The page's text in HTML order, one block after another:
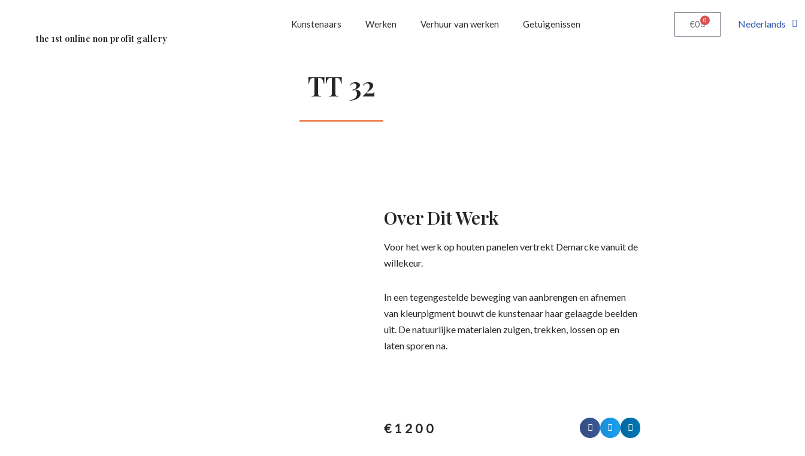
the 1st online non profit gallery
Kunstenaars Werken Verhuur van werken Getuigenissen €0 0 Nederlands
TT 32
Over Dit Werk
Voor het werk op houten panelen vertrekt Demarcke vanuit de
willekeur.
In een tegengestelde beweging van aanbrengen en afnemen
van kleurpigment bouwt de kunstenaar haar gelaagde beelden
uit. De natuurlijke materialen zuigen, trekken, lossen op en
laten sporen na.
€ 1200